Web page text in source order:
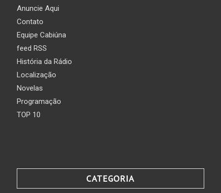
Anuncie Aqui
Contato
Equipe Cabiúna
feed RSS
História da Rádio
Localização
Novelas
Programação
TOP 10
CATEGORIA